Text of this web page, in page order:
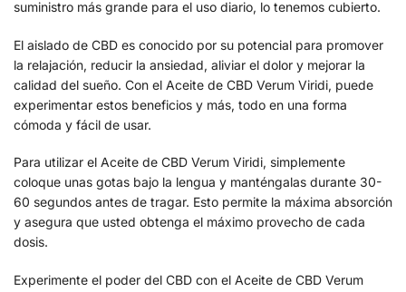
suministro más grande para el uso diario, lo tenemos cubierto.
El aislado de CBD es conocido por su potencial para promover
la relajación, reducir la ansiedad, aliviar el dolor y mejorar la
calidad del sueño. Con el Aceite de CBD Verum Viridi, puede
experimentar estos beneficios y más, todo en una forma
cómoda y fácil de usar.
Para utilizar el Aceite de CBD Verum Viridi, simplemente
coloque unas gotas bajo la lengua y manténgalas durante 30-
60 segundos antes de tragar. Esto permite la máxima absorción
y asegura que usted obtenga el máximo provecho de cada
dosis.
Experimente el poder del CBD con el Aceite de CBD Verum